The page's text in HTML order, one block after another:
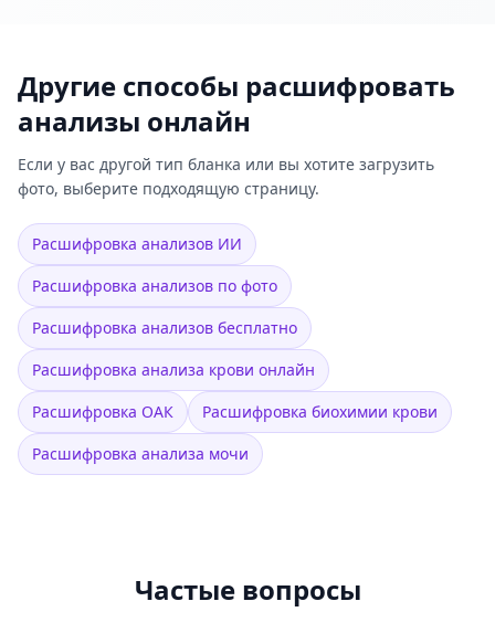
Другие способы расшифровать
анализы онлайн
Если у вас другой тип бланка или вы хотите загрузить
фото, выберите подходящую страницу.
Расшифровка анализов ИИ
Расшифровка анализов по фото
Расшифровка анализов бесплатно
Расшифровка анализа крови онлайн
Расшифровка ОАК
Расшифровка биохимии крови
Расшифровка анализа мочи
Частые вопросы